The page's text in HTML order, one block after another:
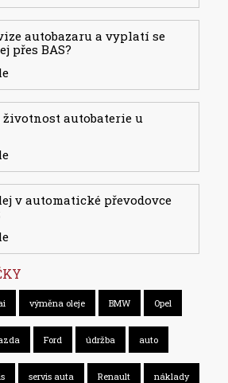
autobazaru a vyplatí se
přes BAS?
autobaterie u
v automatické převodovce
výměna oleje BMW Opel
Ford údržba auto
servis auta Renault náklady